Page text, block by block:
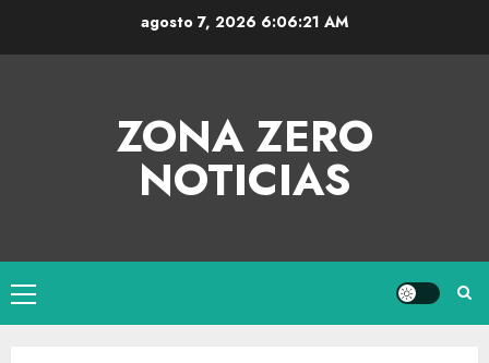
agosto 7, 2026 6:06:21 AM
ZONA ZERO
NOTICIAS